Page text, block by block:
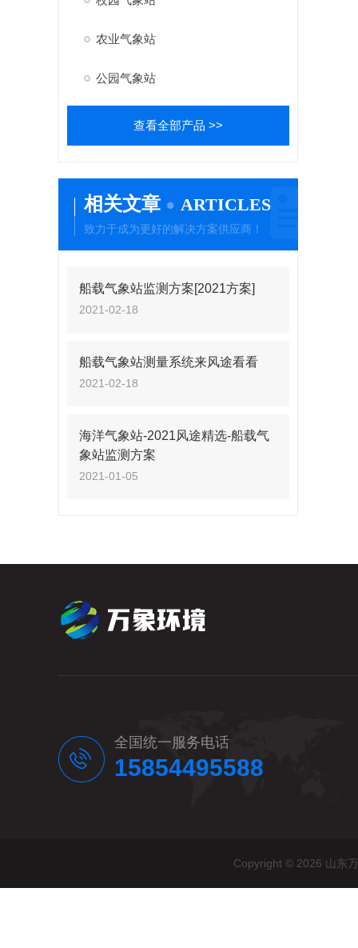
农业气象站
公园气象站
查看全部产品 >>
相关文章 ARTICLES
致力于成为更好的解决方案供应商！
船载气象站监测方案[2021方案]
2021-02-18
船载气象站测量系统来风途看看
2021-02-18
海洋气象站-2021风途精选-船载气
象站监测方案
2021-01-05
全国统一服务电话
15854495588
Copyright © 2026 山东